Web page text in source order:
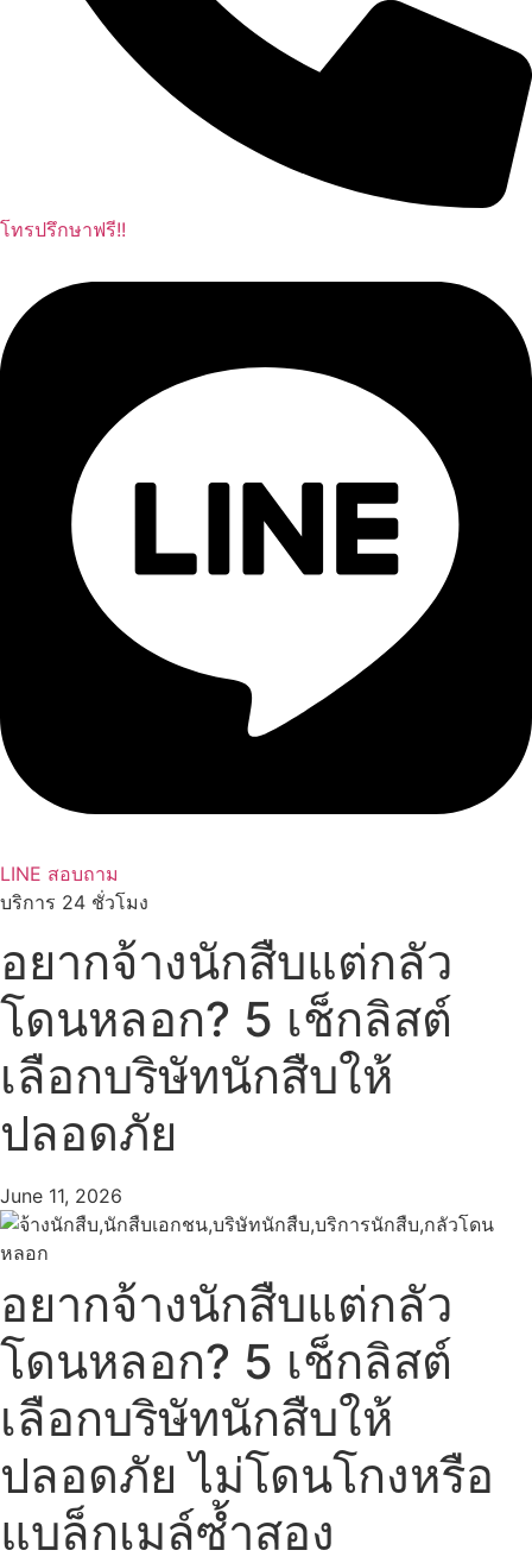
โทรปรึกษาฟรี!!
LINE สอบถาม
บริการ 24 ชั่วโมง
อยากจ้างนักสืบแต่กลัว
โดนหลอก? 5 เช็กลิสต์
เลือกบริษัทนักสืบให้
ปลอดภัย
June 11, 2026
อยากจ้างนักสืบแต่กลัว
โดนหลอก? 5 เช็กลิสต์
เลือกบริษัทนักสืบให้
ปลอดภัย ไม่โดนโกงหรือ
แบล็กเมล์ซ้ำสอง